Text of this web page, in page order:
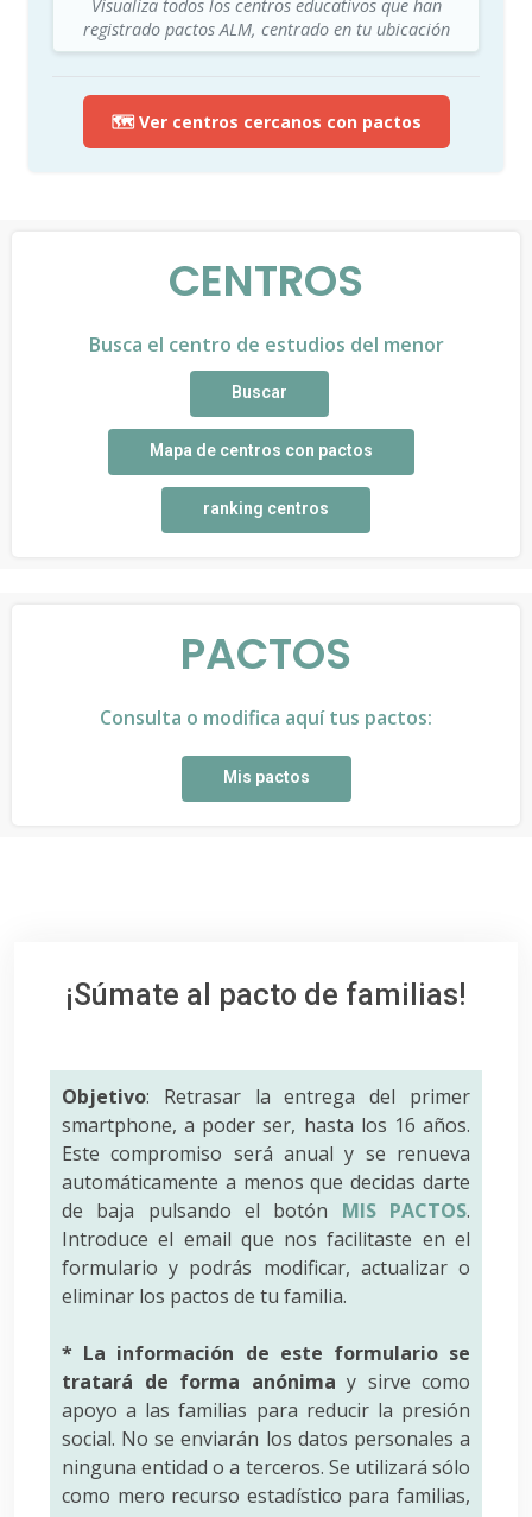
Visualiza todos los centros educativos que han
registrado pactos ALM, centrado en tu ubicación
🗺️ Ver centros cercanos con pactos
CENTROS
Busca el centro de estudios del menor
Buscar
Mapa de centros con pactos
ranking centros
PACTOS
Consulta o modifica aquí tus pactos:
Mis pactos
¡Súmate al pacto de familias!
Objetivo: Retrasar la entrega del primer
smartphone, a poder ser, hasta los 16 años.
Este compromiso será anual y se renueva
automáticamente a menos que decidas darte
de baja pulsando el botón MIS PACTOS.
Introduce el email que nos facilitaste en el
formulario y podrás modificar, actualizar o
eliminar los pactos de tu familia.
* La información de este formulario se
tratará de forma anónima y sirve como
apoyo a las familias para reducir la presión
social. No se enviarán los datos personales a
ninguna entidad o a terceros. Se utilizará sólo
como mero recurso estadístico para familias,